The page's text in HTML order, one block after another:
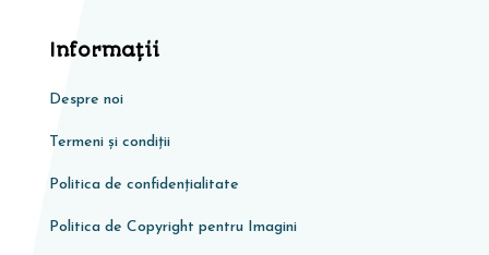
Informaţii
Despre noi
Termeni și condiții
Politica de confidențialitate
Politica de Copyright pentru Imagini